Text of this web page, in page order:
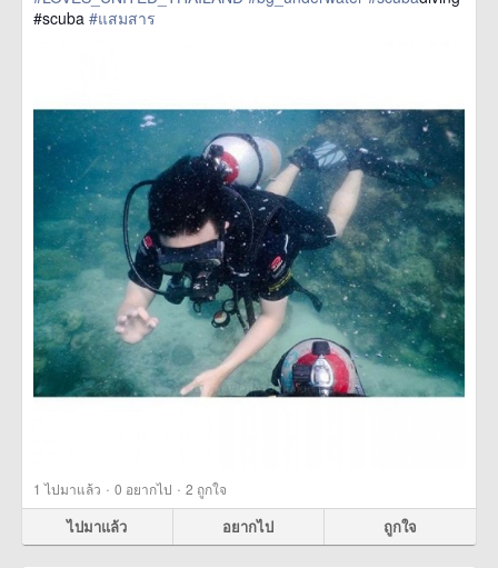
#scuba #แสมสาร
1 ไปมาแล้ว · 0 อยากไป · 2 ถูกใจ
ไปมาแล้ว อยากไป ถูกใจ